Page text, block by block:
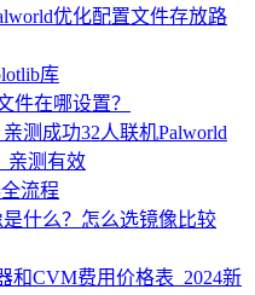
优化配置文件存放路
库
件在哪设置？
测成功32人联机Palworld
亲测有效
流程
什么？怎么选镜像比较
和CVM费用价格表_2024新